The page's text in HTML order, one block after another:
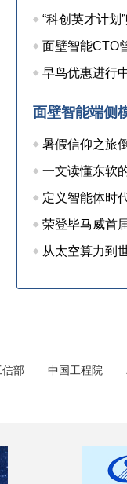
面壁智能端侧
一文读懂东软
信部 中国工程院